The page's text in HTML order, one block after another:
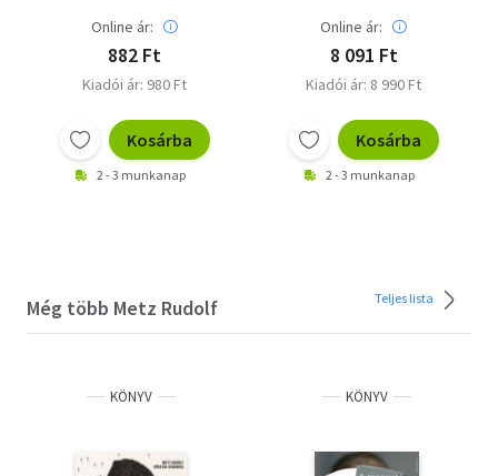
Online ár:
882 Ft
Kiadói ár: 980 Ft
Kosárba
2 - 3 munkanap
Online ár:
8 091 Ft
Kiadói ár: 8 990 Ft
Kosárba
2 - 3 munkanap
Még több Metz Rudolf Teljes lista
KÖNYV KÖNYV